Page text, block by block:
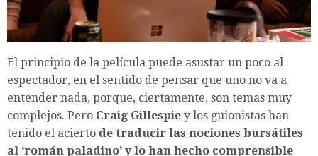
El principio de la película puede asustar un poco al
espectador, en el sentido de pensar que uno no va a
entender nada, porque, ciertamente, son temas muy
complejos. Pero Craig Gillespie y los guionistas han
tenido el acierto de traducir las nociones bursátiles
al ‘román paladino’ y lo han hecho comprensible